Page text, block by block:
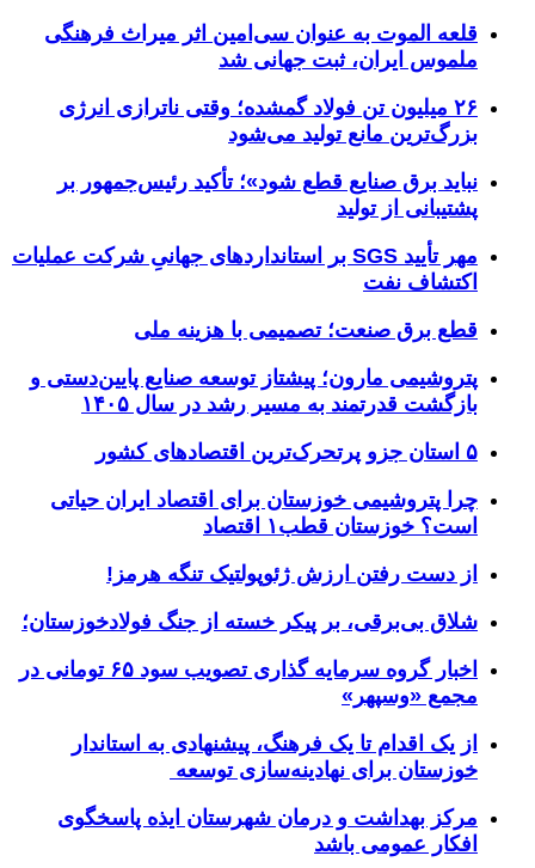
قلعه الموت به عنوان سی‌امین اثر میراث‌ فرهنگی
ملموس ایران، ثبت جهانی شد
۲۶ میلیون تن فولاد گمشده؛ وقتی ناترازی انرژی
بزرگ‌ترین مانع تولید می‌شود
نباید برق صنایع قطع شود»؛ تأکید رئیس‌جمهور بر
پشتیبانی از تولید
مهر تأیید SGS بر استانداردهای جهانیِ شرکت عملیات
اکتشاف نفت
قطع برق صنعت؛ تصمیمی با هزینه ملی
پتروشیمی مارون؛ پیشتاز توسعه صنایع پایین‌دستی و
بازگشت قدرتمند به مسیر رشد در سال ۱۴۰۵
۵ استان جزو پرتحرک‌ترین اقتصاد‌های کشور
چرا پتروشیمی خوزستان برای اقتصاد ایران حیاتی
است؟ خوزستان قطب۱ اقتصاد
از دست رفتن ارزش ژئوپولتیک تنگه هرمز!
شلاق‌ بی‌برقی، بر پیکر خسته‌ از جنگ فولادخوزستان؛
اخبار گروه سرمایه گذاری تصویب سود ۶۵ تومانی در
مجمع «وسپهر»
از یک اقدام تا یک فرهنگ، پیشنهادی به استاندار
خوزستان برای نهادینه‌سازی توسعه
مرکز بهداشت و درمان شهرستان ایذه پاسخگوی
افکار عمومی باشد